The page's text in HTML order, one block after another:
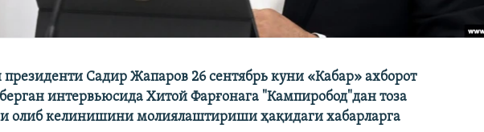
Садир Жапаров 26 сентябрь куни «Кабар» ахборот
интервьюсида Хитой Фарғонага "Кампиробод"дан тоза
олиб келинишини молиялаштириши ҳақидаги хабарларга